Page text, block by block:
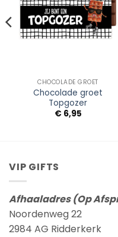
CHOCOLADE GROET
Chocolade groet
Topgozer
€6,95
VIP GIFTS
Afhaaladres (Op
Noordenweg 22
2984 AG Ridderkerk